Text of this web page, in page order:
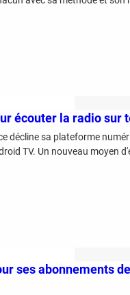
écouter la radio sur
décline sa plateforme
TV. Un nouveau moyen
ses abonnements